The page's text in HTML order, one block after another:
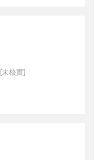
[未核實]